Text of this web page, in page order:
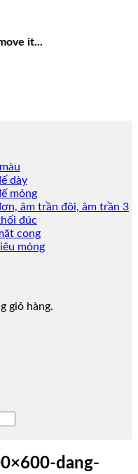
it...
giỏ hàng.
dày
mỏng
âm trần đôi, âm trần 3
đúc
cong
mỏng
dang-